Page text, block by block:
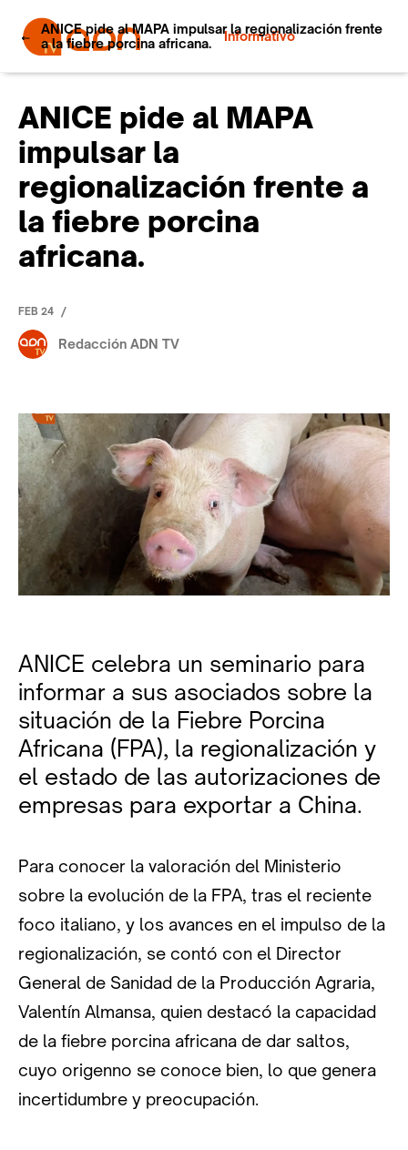
Informativo
ANICE pide al MAPA impulsar la regionalización frente
a la fiebre porcina africana.
ANICE pide al MAPA
impulsar la
regionalización frente a
la fiebre porcina
africana.
FEB 24 /
Redacción ADN TV
ANICE celebra un seminario para
informar a sus asociados sobre la
situación de la Fiebre Porcina
Africana (FPA), la regionalización y
el estado de las autorizaciones de
empresas para exportar a China.
Para conocer la valoración del Ministerio
sobre la evolución de la FPA, tras el reciente
foco italiano, y los avances en el impulso de la
regionalización, se contó con el Director
General de Sanidad de la Producción Agraria,
Valentín Almansa, quien destacó la capacidad
de la fiebre porcina africana de dar saltos,
cuyo origenno se conoce bien, lo que genera
incertidumbre y preocupación.